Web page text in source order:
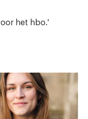
het hbo.'